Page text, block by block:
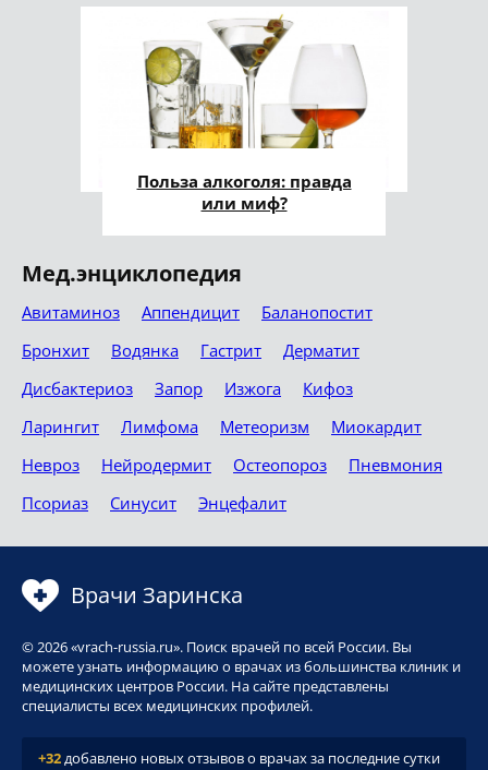
Польза алкоголя: правда
или миф?
Мед.энциклопедия
Авитаминоз Аппендицит
Баланопостит
Бронхит
Водянка Гастрит
Дерматит
Дисбактериоз
Запор Изжога
Кифоз
Ларингит
Лимфома Метеоризм
Миокардит
Невроз
Нейродермит Остеопороз
Пневмония
Псориаз
Синусит Энцефалит
Врачи Заринска
© 2026 «vrach-russia.ru». Поиск врачей по всей России. Вы
можете узнать информацию о врачах из большинства клиник и
медицинских центров России. На сайте представлены
специалисты всех медицинских профилей.
+32добавлено новых отзывов о врачах за последние сутки